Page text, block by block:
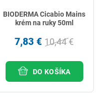
BIODERMA Cicabio Mains
krém na ruky 50ml
7,83 € 10,44 €
DO KOŠÍKA